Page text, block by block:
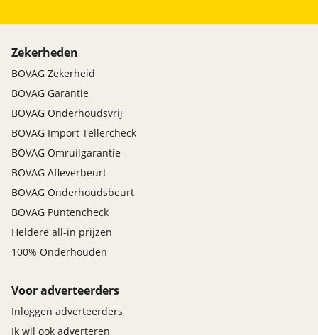
Zekerheden
BOVAG Zekerheid
BOVAG Garantie
BOVAG Onderhoudsvrij
BOVAG Import Tellercheck
BOVAG Omruilgarantie
BOVAG Afleverbeurt
BOVAG Onderhoudsbeurt
BOVAG Puntencheck
Heldere all-in prijzen
100% Onderhouden
Voor adverteerders
Inloggen adverteerders
Ik wil ook adverteren